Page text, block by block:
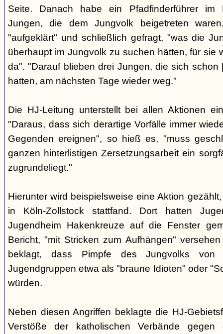
Seite. Danach habe ein Pfadfinderführer im
Jungen, die dem Jungvolk beigetreten
"aufgeklärt" und schließlich gefragt, "was die
überhaupt im Jungvolk zu suchen hätten, für sie
da". "Darauf blieben drei Jungen, die sich schon
hatten, am nächsten Tage wieder weg."
Die HJ-Leitung unterstellt bei allen Aktionen
"Daraus, dass sich derartige Vorfälle immer
Gegenden ereignen", so hieß es, "muss
ganzen hinterlistigen Zersetzungsarbeit ein
zugrundeliegt."
Hierunter wird beispielsweise eine Aktion
in Köln-Zollstock stattfand. Dort hatten
Jugendheim Hakenkreuze auf die Fenster
Bericht, "mit Stricken zum Aufhängen"
beklagt, dass Pimpfe des Jungvolks von
Jugendgruppen etwa als "braune Idioten" oder
würden.
Neben diesen Angriffen beklagte die HJ-
Verstöße der katholischen Verbände gegen